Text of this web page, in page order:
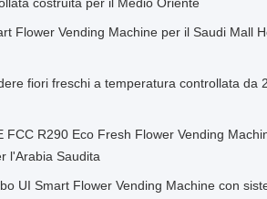
Flower Vending Machine per il Saudi Mall
fiori freschi a temperatura controllata da
FCC R290 Eco Fresh Flower Vending
l'Arabia Saudita
UI Smart Flower Vending Machine con